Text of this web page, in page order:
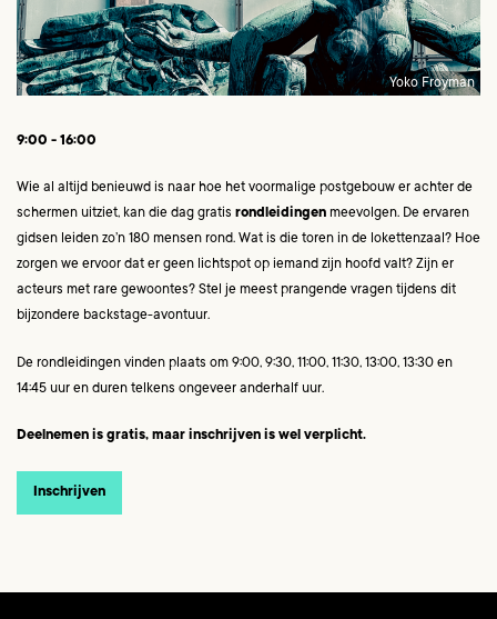
Yoko Froyman
9:00 - 16:00
Wie al altijd benieuwd is naar hoe het voormalige postgebouw er achter de
schermen uitziet, kan die dag gratis rondleidingen meevolgen. De ervaren
gidsen leiden zo’n 180 mensen rond. Wat is die toren in de lokettenzaal? Hoe
zorgen we ervoor dat er geen lichtspot op iemand zijn hoofd valt? Zijn er
acteurs met rare gewoontes? Stel je meest prangende vragen tijdens dit
bijzondere backstage-avontuur.
De rondleidingen vinden plaats om 9:00, 9:30, 11:00, 11:30, 13:00, 13:30 en
14:45 uur en duren telkens ongeveer anderhalf uur.
Deelnemen is gratis, maar inschrijven is wel verplicht.
Inschrijven